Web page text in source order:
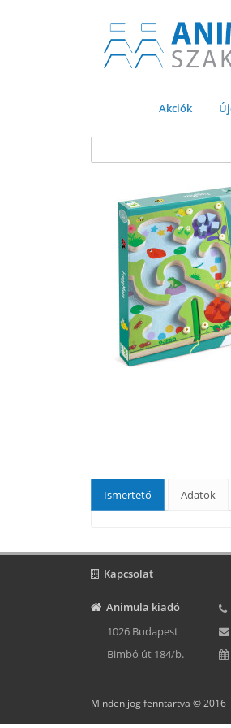
Akciók
Ismertető Adatok
Kapcsolat
Animula kiadó
1026 Budapest
Bimbó út 184/b.
Minden jog fenntartva © 2016 -